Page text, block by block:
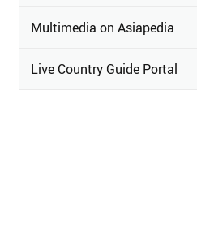
Multimedia on Asiapedia
Live Country Guide Portal